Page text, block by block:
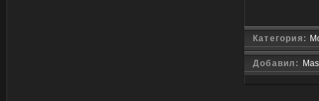
Категория:
Добавил: